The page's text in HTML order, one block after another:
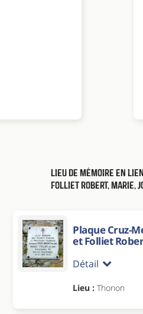
Lieu de mémoire en
Folliet Robert, Marie,
Plaque Cruz-
et Folliet
Détail
Lieu : Thonon